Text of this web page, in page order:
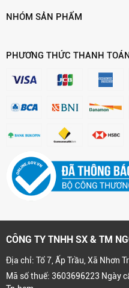
NHÓM SẢN PHẨM
PHƯƠNG THỨC THANH
CÔNG TY TNHH SX & TM
Địa chỉ: Tổ 7, Ấp Trầu, Xã Nhơn
Mã số thuế: 3603696223 Ngày